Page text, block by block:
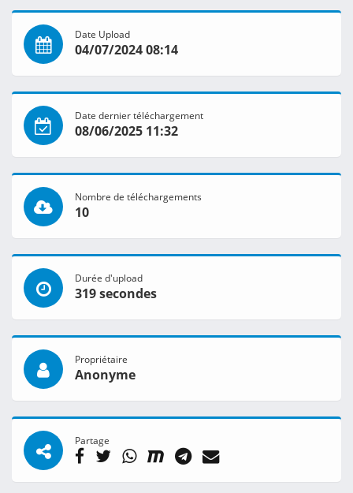
Date Upload
04/07/2024 08:14
Date dernier téléchargement
08/06/2025 11:32
Nombre de téléchargements
10
Durée d'upload
319 secondes
Propriétaire
Anonyme
Partage